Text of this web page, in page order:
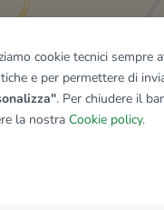
Mostra
cookie tecnici sempre
e per permettere di
. Per chiudere il
la nostra Cookie policy.